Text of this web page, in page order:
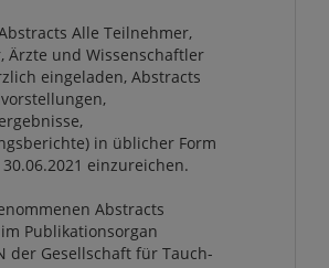
Alle Teilnehmer,
Ärzte und Wissenschaftler
eingeladen, Abstracts
in üblicher Form
einzureichen.
Abstracts
Publikationsorgan
der Gesellschaft für Tauch-